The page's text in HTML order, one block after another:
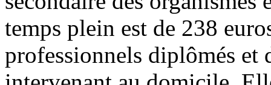
temps plein est de 238
professionnels diplômés et